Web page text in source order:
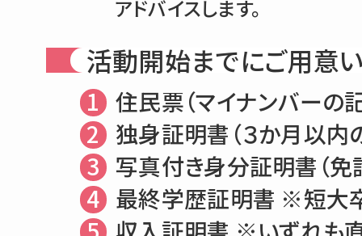
アドバイスします。
活動開始までにご用意
1 住民票（マイナンバーの
2 独身証明書（３か月以内
3 写真付き身分証明書（免
4 最終学歴証明書 ※短大